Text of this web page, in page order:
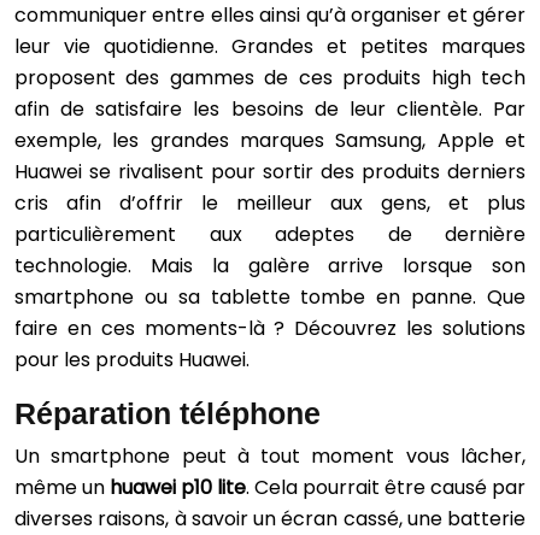
communiquer entre elles ainsi qu’à organiser et gérer
leur vie quotidienne. Grandes et petites marques
proposent des gammes de ces produits high tech
afin de satisfaire les besoins de leur clientèle. Par
exemple, les grandes marques Samsung, Apple et
Huawei se rivalisent pour sortir des produits derniers
cris afin d’offrir le meilleur aux gens, et plus
particulièrement aux adeptes de dernière
technologie. Mais la galère arrive lorsque son
smartphone ou sa tablette tombe en panne. Que
faire en ces moments-là ? Découvrez les solutions
pour les produits Huawei.
Réparation téléphone
Un smartphone peut à tout moment vous lâcher,
même un huawei p10 lite. Cela pourrait être causé par
diverses raisons, à savoir un écran cassé, une batterie